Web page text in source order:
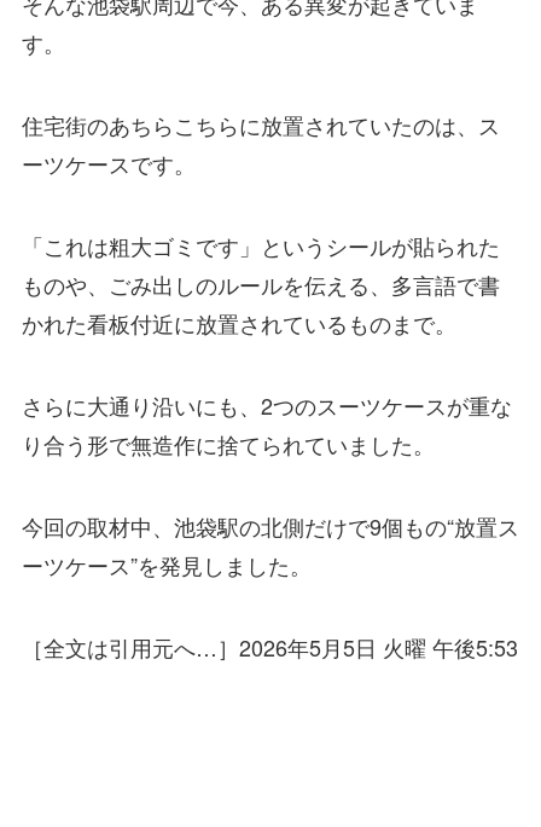
す。
住宅街のあちらこちらに放置されていたのは、ス
ーツケースです。
「これは粗大ゴミです」というシールが貼られた
ものや、ごみ出しのルールを伝える、多言語で書
かれた看板付近に放置されているものまで。
さらに大通り沿いにも、2つのスーツケースが重な
り合う形で無造作に捨てられていました。
今回の取材中、池袋駅の北側だけで9個もの“放置ス
ーツケース”を発見しました。
［全文は引用元へ…］2026年5月5日 火曜 午後5:53